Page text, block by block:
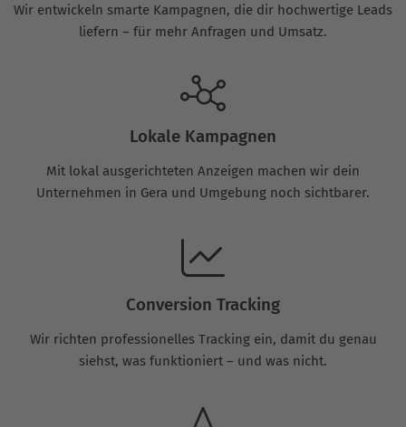
Wir entwickeln smarte Kampagnen, die dir hochwertige Leads
liefern – für mehr Anfragen und Umsatz.
Lokale Kampagnen
Mit lokal ausgerichteten Anzeigen machen wir dein
Unternehmen in Gera und Umgebung noch sichtbarer.
Conversion Tracking
Wir richten professionelles Tracking ein, damit du genau
siehst, was funktioniert – und was nicht.